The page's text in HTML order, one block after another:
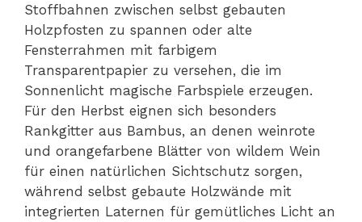
Stoffbahnen zwischen selbst gebauten
Holzpfosten zu spannen oder alte
Fensterrahmen mit farbigem
Transparentpapier zu versehen, die im
Sonnenlicht magische Farbspiele erzeugen.
Für den Herbst eignen sich besonders
Rankgitter aus Bambus, an denen weinrote
und orangefarbene Blätter von wildem Wein
für einen natürlichen Sichtschutz sorgen,
während selbst gebaute Holzwände mit
integrierten Laternen für gemütliches Licht an